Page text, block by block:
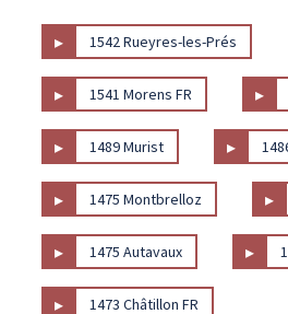
▸ 1542 Rueyres-les-Prés
▸ 1541 Morens FR ▸
▸ 1489 Murist ▸
▸ 1475 Montbrelloz ▸
▸ 1475 Autavaux ▸
▸ 1473 Châtillon FR